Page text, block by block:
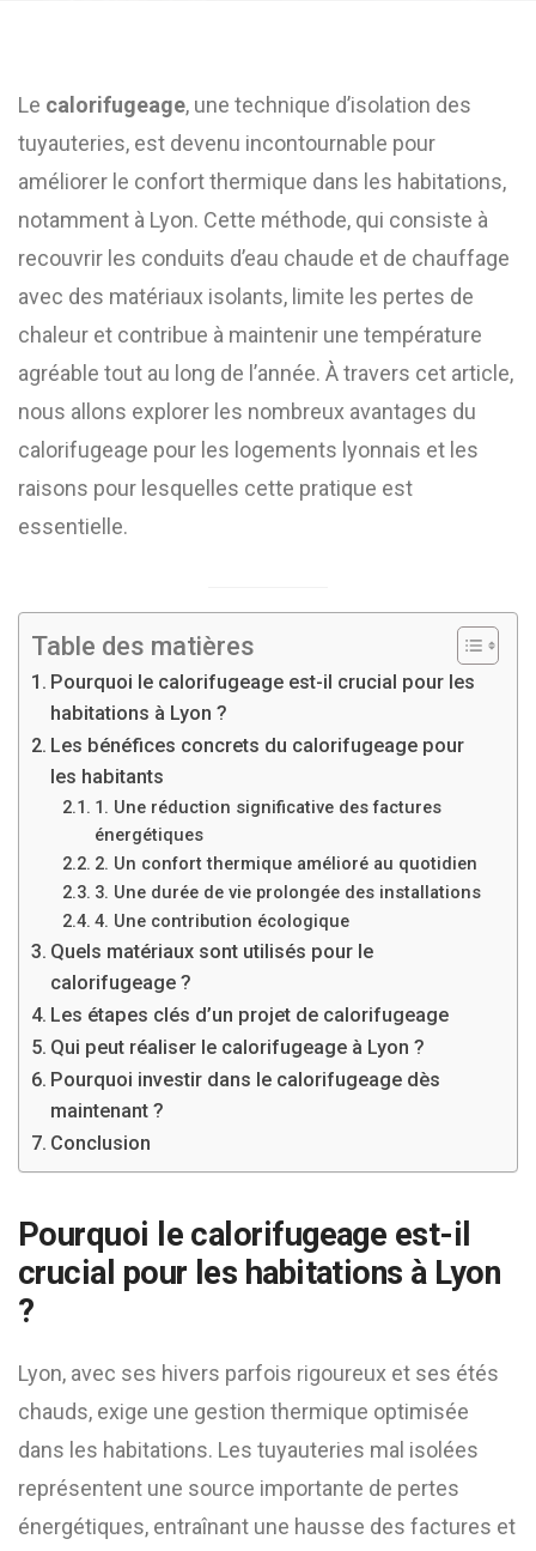
Le calorifugeage, une technique d’isolation des
tuyauteries, est devenu incontournable pour
améliorer le confort thermique dans les habitations,
notamment à Lyon. Cette méthode, qui consiste à
recouvrir les conduits d’eau chaude et de chauffage
avec des matériaux isolants, limite les pertes de
chaleur et contribue à maintenir une température
agréable tout au long de l’année. À travers cet article,
nous allons explorer les nombreux avantages du
calorifugeage pour les logements lyonnais et les
raisons pour lesquelles cette pratique est
essentielle.
Table des matières
Pourquoi le calorifugeage est-il crucial pour les
habitations à Lyon ?
Les bénéfices concrets du calorifugeage pour
les habitants
1. Une réduction significative des factures
énergétiques
2. Un confort thermique amélioré au quotidien
3. Une durée de vie prolongée des installations
4. Une contribution écologique
Quels matériaux sont utilisés pour le
calorifugeage ?
Les étapes clés d’un projet de calorifugeage
Qui peut réaliser le calorifugeage à Lyon ?
Pourquoi investir dans le calorifugeage dès
maintenant ?
Conclusion
Pourquoi le calorifugeage est-il
crucial pour les habitations à Lyon
?
Lyon, avec ses hivers parfois rigoureux et ses étés
chauds, exige une gestion thermique optimisée
dans les habitations. Les tuyauteries mal isolées
représentent une source importante de pertes
énergétiques, entraînant une hausse des factures et